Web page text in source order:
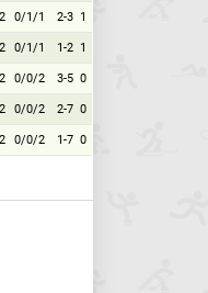
2 0/1/1 2-3 1
2 0/1/1 1-2 1
2 0/0/2 3-5 0
2 0/0/2 2-7 0
2 0/0/2 1-7 0